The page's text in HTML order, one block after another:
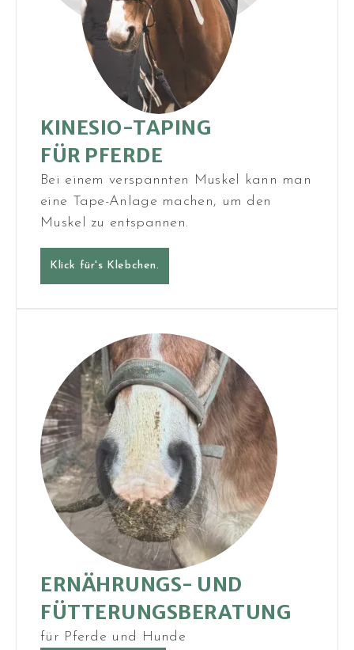
KINESIO-TAPING
FÜR PFERDE
Bei einem verspannten Muskel kann man
eine Tape-Anlage machen, um den
Muskel zu entspannen.
Klick für's Klebchen.
ERNÄHRUNGS- UND
FÜTTERUNGS­BERATUNG
für Pferde und Hunde